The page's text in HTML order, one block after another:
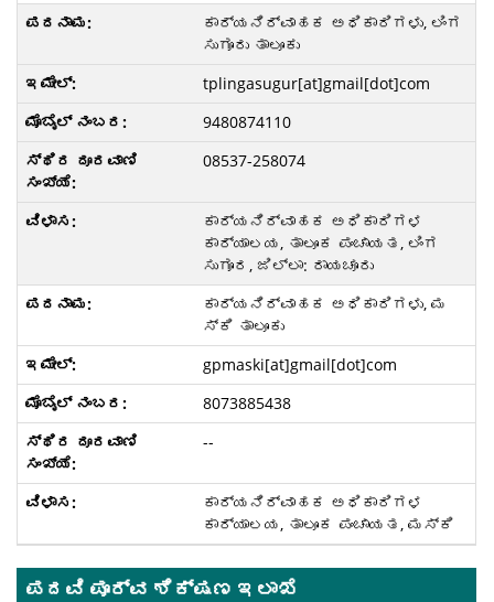
ಕಾರ್ಯನಿರ್ವಾಹಕ ಅಧಿಕಾರಿಗಳು, ಲಿಂಗ
ಸುಗೂರು ತಾಲೂಕು
tplingasugur[at]gmail[dot]com
9480874110
08537-258074
ಕಾರ್ಯನಿರ್ವಾಹಕ ಅಧಿಕಾರಿಗಳ
ಕಾರ್ಯಾಲಯ, ತಾಲೂಕ ಪಂಚಾಯತ, ಲಿಂಗ
ಸುಗೂರ, ಜಿಲ್ಲಾ: ರಾಯಚೂರು
ಕಾರ್ಯನಿರ್ವಾಹಕ ಅಧಿಕಾರಿಗಳು, ಮ
ಸ್ಕಿ ತಾಲೂಕು
gpmaski[at]gmail[dot]com
8073885438
--
ಕಾರ್ಯನಿರ್ವಾಹಕ ಅಧಿಕಾರಿಗಳ
ಕಾರ್ಯಾಲಯ, ತಾಲೂಕ ಪಂಚಾಯತ, ಮಸ್ಕಿ
ಪದವಿ ಪೂರ್ವ ಶಿಕ್ಷಣ ಇಲಾಖೆ